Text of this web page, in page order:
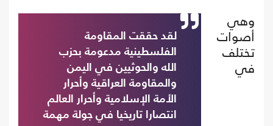
لقد حققت المقاومة
الفلسطينية مدعومة بحزب
الله والحوثيين في اليمن
والمقاومة العراقية وأحرار
الأمة الإسلامية وأحرار العالم
انتصارا تاريخيا في جولة مهمة
وهي
أصوات
تختلف
في